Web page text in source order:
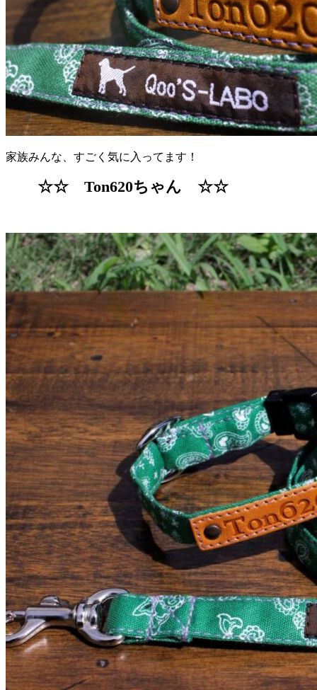
家族みんな、すごく気に入ってます！
☆☆ Ton620ちゃん ☆☆